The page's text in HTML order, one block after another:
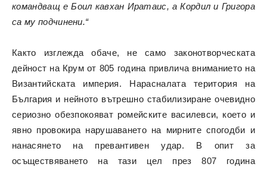
командващ е Боил кавхан Иратаис, а Кордил и Григора
са му подчинени.“
Както изглежда обаче, не само законотворческата
дейност на Крум от 805 година привлича вниманието на
Византийската империя. Нарасналата територия на
България и нейното вътрешно стабилизиране очевидно
сериозно обезпокояват ромейските василевси, което и
явно провокира нарушаването на мирните спогодби и
нанасянето на превантивен удар. В опит за
осъществяването на тази цел през 807 година